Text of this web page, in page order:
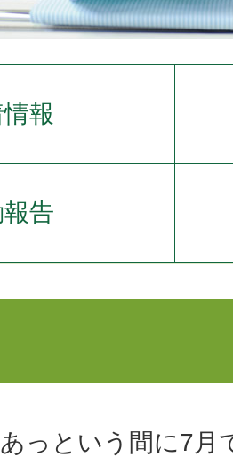
報
告
っという間に7月